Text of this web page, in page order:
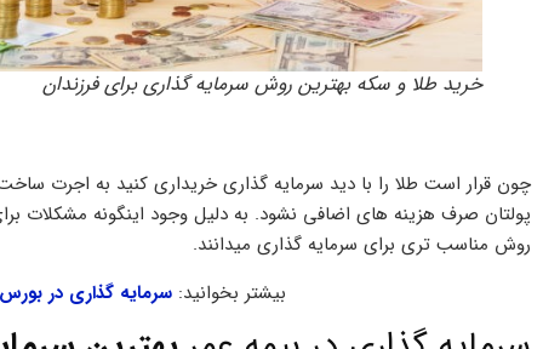
خرید طلا و سکه بهترین روش سرمایه گذاری برای فرزندان
چون قرار است طلا را با دید سرمایه گذاری خریداری کنید به اجرت
پولتان صرف هزینه های اضافی نشود. به دلیل وجود اینگونه مشکلات
روش مناسب تری برای سرمایه گذاری میدانند.
بیشتر بخوانید:سرمایه گذاری در